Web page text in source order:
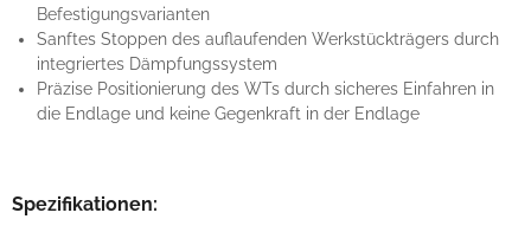
Befestigungsvarianten
Sanftes Stoppen des auflaufenden Werkstückträgers durch
integriertes Dämpfungssystem
Präzise Positionierung des WTs durch sicheres Einfahren in
die Endlage und keine Gegenkraft in der Endlage
Spezifikationen: